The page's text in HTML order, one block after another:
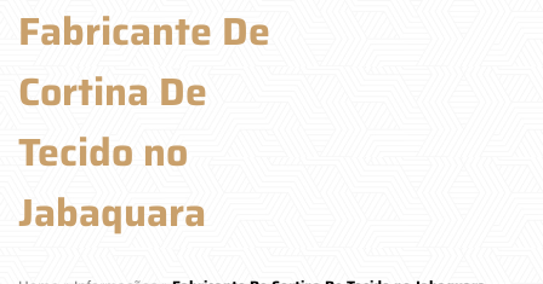
Fabricante De
Cortina De
Tecido no
Jabaquara